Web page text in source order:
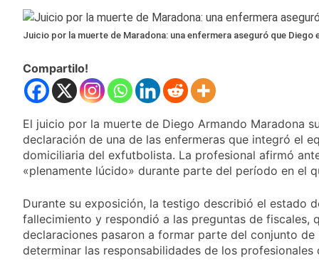
XIV a la Argentina
Figuras de la cultura
se sumaron a la
marcha frente al
Privada
negativa para los
activos argentinos:
cayeron las acciones
en Wall Street y el
riesgo país quedó al
borde de los 450
puntos
1 Día Atrás
los disturbios frente
al Congreso y
calificó a los
responsables como
«delincuentes
1 Día Atrás
Día Internacional de
la Cerveza: los tres
servirla
correctamente
El frío polar se
instala en Buenos
Aires: mejora el
tiempo y llegan las
temperaturas más
1 Día Atrás
Día de San Cayetano:
Juicio por la muerte de Maradona: una enfermera aseguró que Diego
Compartilo!
El juicio por la muerte de Diego Armando Maradona
declaración de una de las enfermeras que integró el
domiciliaria del exfutbolista. La profesional afirmó
«plenamente lúcido» durante parte del período en el
Durante su exposición, la testigo describió el estado
fallecimiento y respondió a las preguntas de fiscales,
declaraciones pasaron a formar parte del conjunto
determinar las responsabilidades de los profesionales